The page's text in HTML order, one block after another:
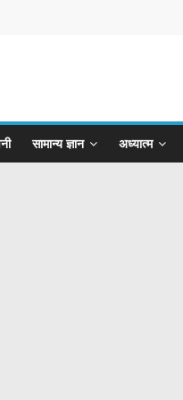
सामान्य ज्ञान अध्यात्म